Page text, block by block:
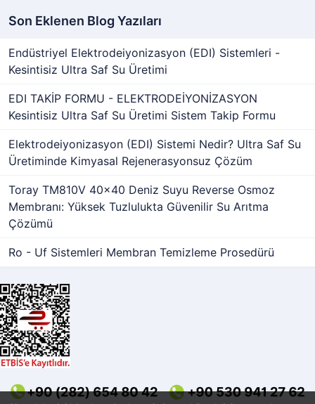
Son Eklenen Blog Yazıları
Endüstriyel Elektrodeiyonizasyon (EDI) Sistemleri -
Kesintisiz Ultra Saf Su Üretimi
EDI TAKİP FORMU - ELEKTRODEİYONİZASYON
Kesintisiz Ultra Saf Su Üretimi Sistem Takip Formu
Elektrodeiyonizasyon (EDI) Sistemi Nedir? Ultra Saf Su
Üretiminde Kimyasal Rejenerasyonsuz Çözüm
Toray TM810V 40x40 Deniz Suyu Reverse Osmoz
Membranı: Yüksek Tuzlulukta Güvenilir Su Arıtma
Çözümü
Ro - Uf Sistemleri Membran Temizleme Prosedürü